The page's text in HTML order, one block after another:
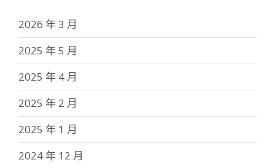
2026 年 3 月
2025 年 5 月
2025 年 4 月
2025 年 2 月
2025 年 1 月
2024 年 12 月